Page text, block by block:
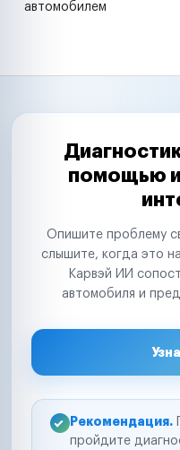
автомобилем
помощью
Опишите проблему
слышите, когда это
Карвэй ИИ
автомобиля и
Рекомендация.
пройдите